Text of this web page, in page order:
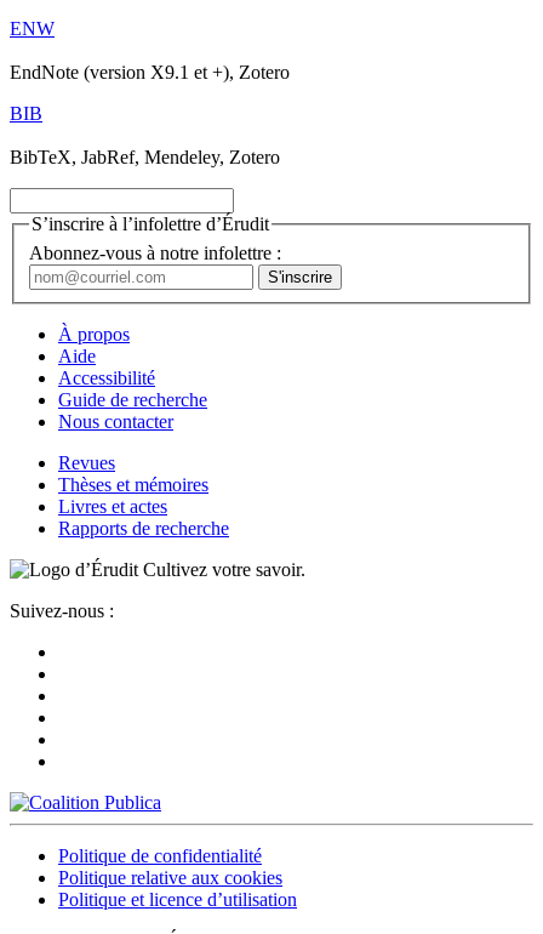
ENW
EndNote (version X9.1 et +), Zotero
BIB
BibTeX, JabRef, Mendeley, Zotero
S’inscrire à l’infolettre d’Érudit
Abonnez-vous à notre infolettre :
À propos
Aide
Accessibilité
Guide de recherche
Nous contacter
Revues
Thèses et mémoires
Livres et actes
Rapports de recherche
Cultivez votre savoir.
Suivez-nous :
Politique de confidentialité
Politique relative aux cookies
Politique et licence d’utilisation